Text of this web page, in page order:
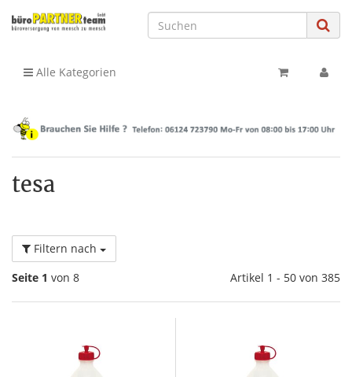
Alle Kategorien
tesa
Filtern nach
Seite 1 von 8 Artikel 1 - 50 von 385